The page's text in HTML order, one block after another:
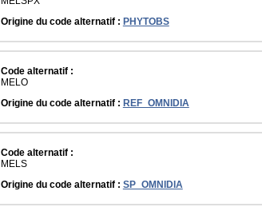
Origine du code alternatif : PHYTOBS
Code alternatif :
MELO
Origine du code alternatif : REF_OMNIDIA
Code alternatif :
MELS
Origine du code alternatif : SP_OMNIDIA